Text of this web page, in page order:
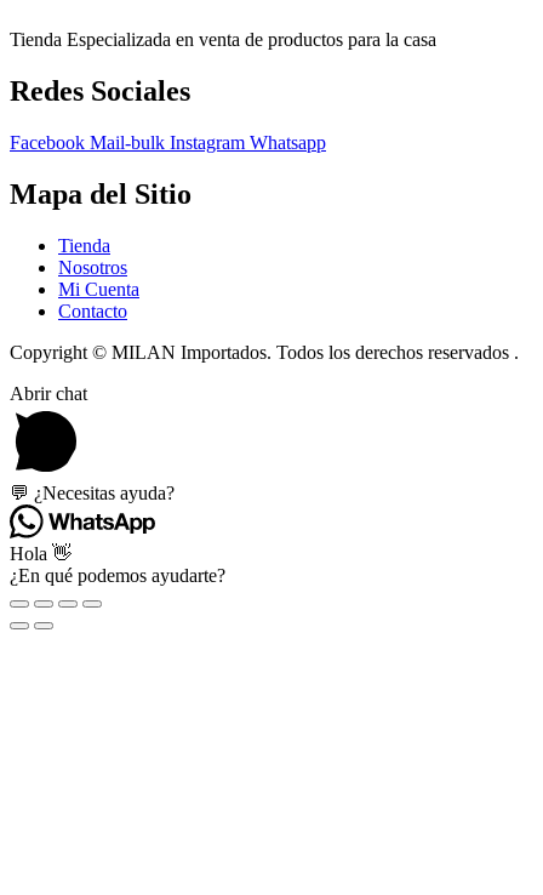
Tienda Especializada en venta de productos para la casa
Redes Sociales
Facebook Mail-bulk Instagram Whatsapp
Mapa del Sitio
Tienda
Nosotros
Mi Cuenta
Contacto
Copyright © MILAN Importados. Todos los derechos reservados .
Abrir chat
💬 ¿Necesitas ayuda?
Hola 👋
¿En qué podemos ayudarte?